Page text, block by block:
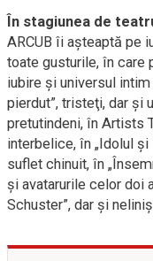
În stagiunea de
ARCUB îi aşteaptă pe
toate gusturile, în
iubire şi universul
pierdut”, tristeţi, dar şi
pretutindeni, în Artists
interbelice, în „Idolul şi
suflet chinuit, în
şi avatarurile celor doi
Schuster”, dar şi